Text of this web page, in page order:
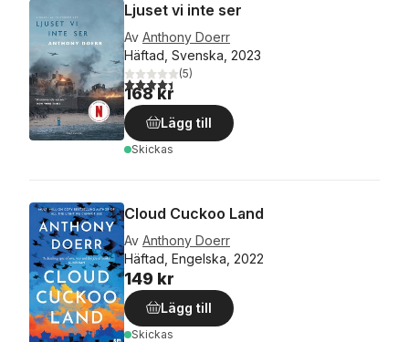
Ljuset vi inte ser
Av Anthony Doerr
Häftad, Svenska, 2023
4,4utav 5 stjärnor. Totalt antal röster:
(5)
168 kr
Lägg till
Skickas
Cloud Cuckoo Land
Av Anthony Doerr
Häftad, Engelska, 2022
149 kr
Lägg till
Skickas